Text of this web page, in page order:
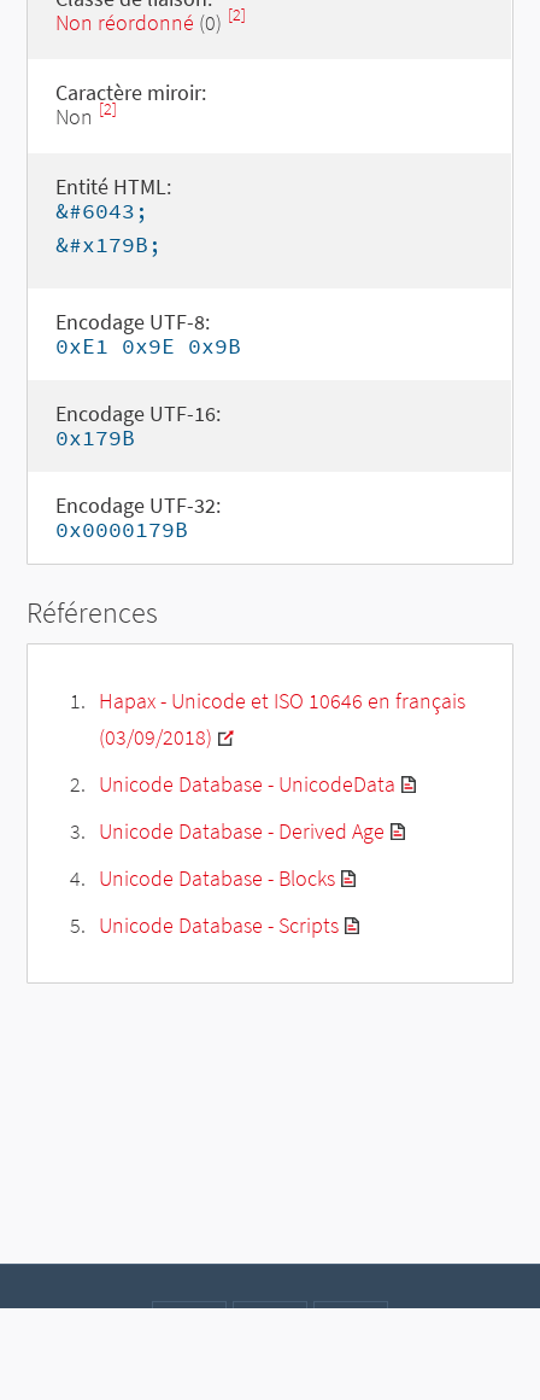
Non réordonné (0) [2]
Caractère miroir:
Non [2]
Entité HTML:
&#6043;
&#x179B;
Encodage UTF-8:
0xE1 0x9E 0x9B
Encodage UTF-16:
0x179B
Encodage UTF-32:
0x0000179B
Références
Hapax - Unicode et ISO 10646 en français
(03/09/2018)
Unicode Database - UnicodeData
Unicode Database - Derived Age
Unicode Database - Blocks
Unicode Database - Scripts